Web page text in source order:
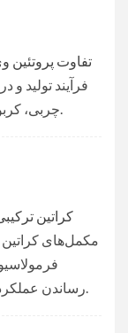
تفاوت پروتئین
فرآیند تولید و
چربی، کربوهیدرات و لاکتوز) خلاصه می‌شه.
کراتین
مکمل‌های کراتین
رساندن عملکرد ورزشکاران طراحی شده است.